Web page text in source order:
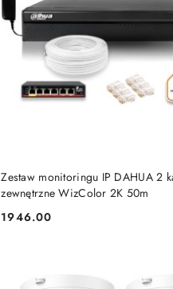
Zestaw monitoringu IP DAHUA 2
zewnętrzne WizColor 2K 50m
Cena:
1946.00